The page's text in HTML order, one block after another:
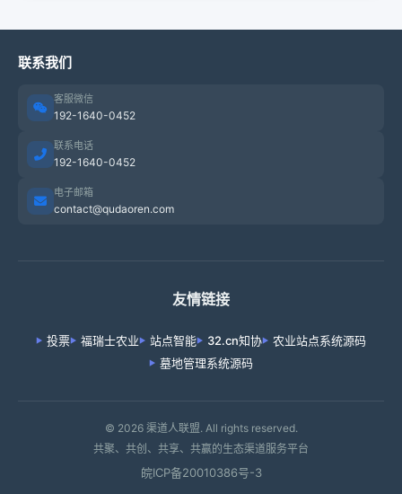
联系我们
客服微信
192-1640-0452
联系电话
192-1640-0452
电子邮箱
contact@qudaoren.com
友情链接
投票 福瑞士农业 站点智能 32.cn知协
农业站点系统源码
墓地管理系统源码
© 2026 渠道人联盟. All rights reserved.
共聚、共创、共享、共赢的生态渠道服务平台
皖ICP备20010386号-3